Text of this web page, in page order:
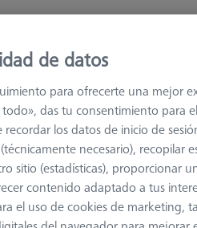
VAST XXT
XXT TL3 se caracterizan por su
usar extensiones más largas,
TL3 se utilizan principalmente en
TL3 tienen las siguientes
de datos
para ofrecerte una mejor
das tu consentimiento para
los datos de inicio de
necesario), recopilar
sitio (estadísticas), proporcionar
contenido adaptado a tus
el uso de cookies de marketing,